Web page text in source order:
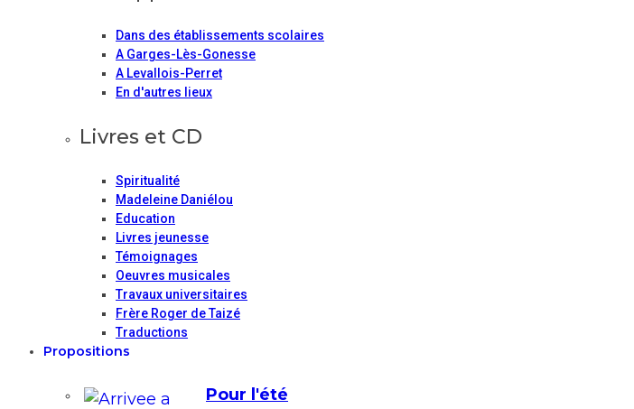
Dans des établissements scolaires
A Garges-Lès-Gonesse
A Levallois-Perret
En d'autres lieux
Livres et CD
Spiritualité
Madeleine Daniélou
Education
Livres jeunesse
Témoignages
Oeuvres musicales
Travaux universitaires
Frère Roger de Taizé
Traductions
Propositions
Pour l'été